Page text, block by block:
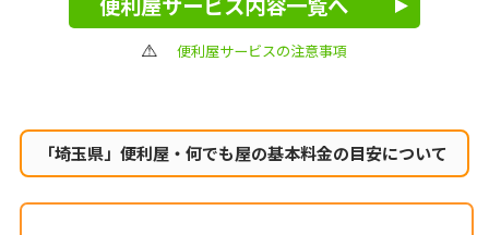
便利屋サービスの注意事項
「埼玉県」便利屋・何でも屋の基本料金の目安について